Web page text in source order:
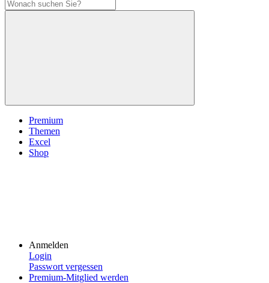
Premium
Themen
Excel
Shop
Anmelden
Login
Passwort vergessen
Premium-Mitglied werden